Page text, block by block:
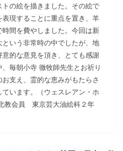
の絵を描きました。その絵で
現することに重点を置き、羊
間を費やしました。今回は新
いう非常時の中でしたが、地
的な意見を頂き、とても感謝
毎朝小寺 徹牧師先生とお祈り
支え、霊的な恵みがもたらさ
います。（ウェスレアン・ホ
教会員 東京芸大油絵科２年